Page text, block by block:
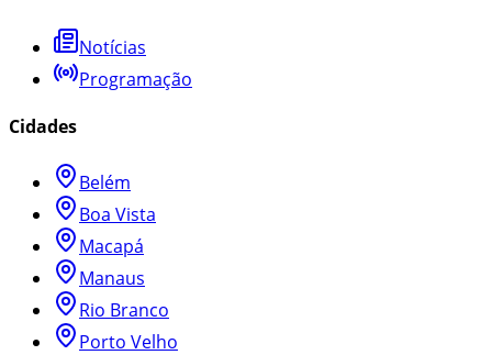
Notícias
Programação
Cidades
Belém
Boa Vista
Macapá
Manaus
Rio Branco
Porto Velho